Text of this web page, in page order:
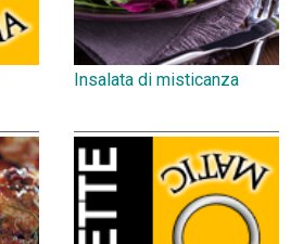
Insalata di misticanza